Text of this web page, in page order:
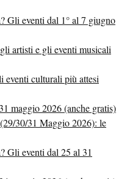
Gli eventi dal 1° al 7 giugno
artisti e gli eventi musicali
eventi culturali più attesi
maggio 2026 (anche gratis)
30/31 Maggio 2026): le
Gli eventi dal 25 al 31